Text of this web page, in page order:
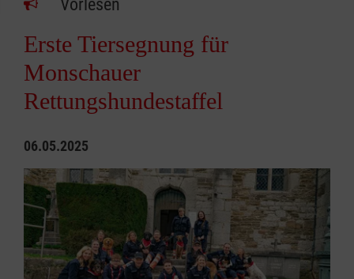
Vorlesen
Erste Tiersegnung für
Monschauer
Rettungshundestaffel
06.05.2025